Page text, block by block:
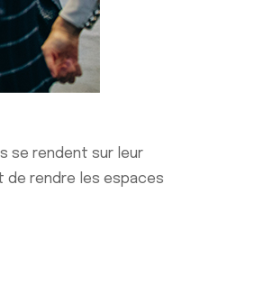
se rendent sur leur
de rendre les espaces